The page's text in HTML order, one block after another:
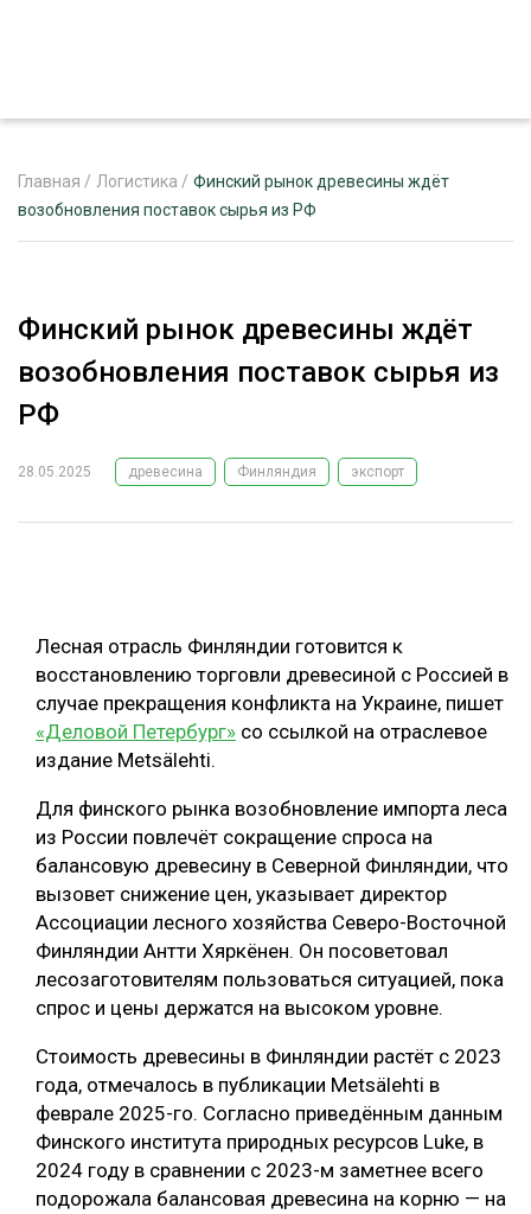
РЕКЛАМОДАТЕЛЯМ
ЛЕСНОЕ ХОЗЯЙСТВО
ЛЕСОЗАГОТОВКА
БИОЭНЕРГЕТИКА
ЛЕСОВОССТАНОВЛЕНИЕ И ЗАЩИТА
ЛОГИСТИКА
ПРОИЗВОДСТВО ДРЕВЕСНЫХ ПЛИТ
ЦБП
ЛЕСОПИЛЕНИЕ
БЕЗОПАСНОЕ ПРОИЗВОДСТВО
СОРТИРОВКА ДРЕВЕСИНЫ
СУШКА ДРЕВЕСИНЫ
МЕБЕЛЬНОЕ ПРОИЗВОДСТВО
ТЕМАТИЧЕСКИЕ ПРОЕКТЫ
ПОДБОРКИ СТАТЕЙ
ЭКСПЕРТНОЕ МНЕНИЕ
Главная / Логистика / Финский рынок древесины ждёт
возобновления поставок сырья из РФ
Финский рынок древесины ждёт
возобновления поставок сырья из
РФ
28.05.2025 древесина Финляндия экспорт
Лесная отрасль Финляндии готовится к
восстановлению торговли древесиной с Россией в
случае прекращения конфликта на Украине, пишет
«Деловой Петербург» со ссылкой на отраслевое
издание Metsälehti.
Для финского рынка возобновление импорта леса
из России повлечёт сокращение спроса на
балансовую древесину в Северной Финляндии, что
вызовет снижение цен, указывает директор
Ассоциации лесного хозяйства Северо-Восточной
Финляндии Антти Хяркёнен. Он посоветовал
лесозаготовителям пользоваться ситуацией, пока
спрос и цены держатся на высоком уровне.
Стоимость древесины в Финляндии растёт с 2023
года, отмечалось в публикации Metsälehti в
феврале 2025-го. Согласно приведённым данным
Финского института природных ресурсов Luke, в
2024 году в сравнении с 2023-м заметнее всего
подорожала балансовая древесина на корню — на